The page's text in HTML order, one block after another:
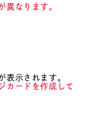
すべて表示
異なります。
表示されます。
カードを作成して